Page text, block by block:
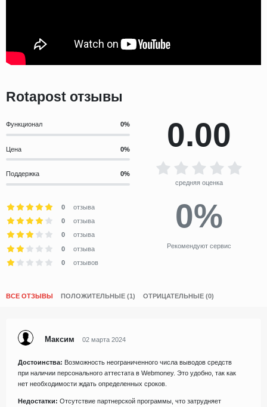
Rotapost отзывы
Функционал
Цена
Поддержка
0.00
средняя оценка
0
отзыва
0
отзыва
0
отзыва
0
отзыва
0
отзывов
0%
Рекомендуют сервис
ВСЕ ОТЗЫВЫ ПОЛОЖИТЕЛЬНЫЕ (1) ОТРИЦАТЕЛЬНЫЕ (0)
Максим 02 марта 2024
Достоинства: Возможность неограниченного числа выводов средств
при наличии персонального аттестата в Webmoney. Это удобно, так как
нет необходимости ждать определенных сроков.
Недостатки: Отсутствие партнерской программы, что затрудняет